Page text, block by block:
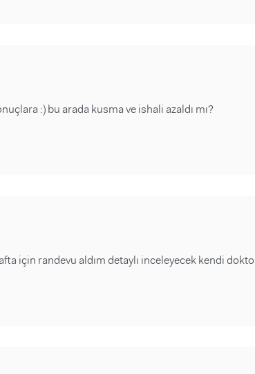
:) bu arada kusma ve ishali azaldı mı?
için randevu aldım detaylı inceleyecek kendi